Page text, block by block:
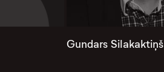
Gundars Silakaktiņš